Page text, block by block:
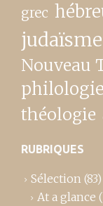
grec
judaïsme
Nouveau
philologie
théologie
RUBRIQUES
Sélection (83)
At a glance